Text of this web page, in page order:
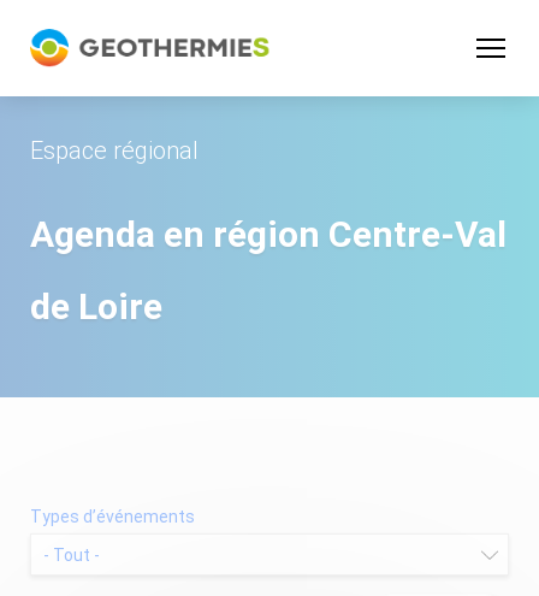
Espace régional
Agenda en région Centre-Val
de Loire
Types d’événements